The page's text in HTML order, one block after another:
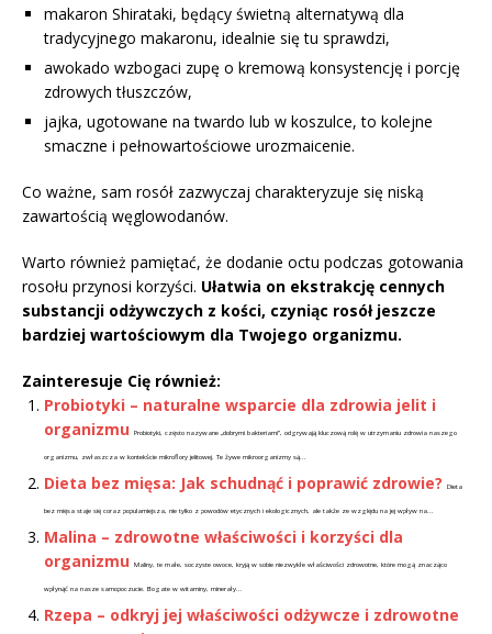
makaron Shirataki, będący świetną alternatywą dla
tradycyjnego makaronu, idealnie się tu sprawdzi,
awokado wzbogaci zupę o kremową konsystencję i porcję
zdrowych tłuszczów,
jajka, ugotowane na twardo lub w koszulce, to kolejne
smaczne i pełnowartościowe urozmaicenie.
Co ważne, sam rosół zazwyczaj charakteryzuje się niską
zawartością węglowodanów.
Warto również pamiętać, że dodanie octu podczas gotowania
rosołu przynosi korzyści. Ułatwia on ekstrakcję cennych
substancji odżywczych z kości, czyniąc rosół jeszcze
bardziej wartościowym dla Twojego organizmu.
Zainteresuje Cię również:
Probiotyki – naturalne wsparcie dla zdrowia jelit i
organizmu
Probiotyki, często nazywane „dobrymi bakteriami”, odgrywają kluczową rolę w utrzymaniu zdrowia naszego
organizmu, zwłaszcza w kontekście mikroflory jelitowej. Te żywe mikroorganizmy są...
Dieta bez mięsa: Jak schudnąć i poprawić zdrowie? Dieta
bez mięsa staje się coraz popularniejsza, nie tylko z powodów etycznych i ekologicznych, ale także ze względu na jej wpływ na...
Malina – zdrowotne właściwości i korzyści dla
organizmu
Maliny, te małe, soczyste owoce, kryją w sobie niezwykłe właściwości zdrowotne, które mogą znacząco
wpłynąć na nasze samopoczucie. Bogate w witaminy, minerały...
Rzepa – odkryj jej właściwości odżywcze i zdrowotne